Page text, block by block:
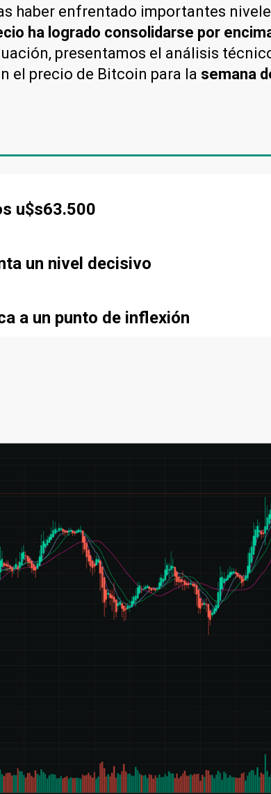
haber enfrentado importantes
ha logrado consolidarse por
presentamos el análisis
el precio de Bitcoin para la semana
u$s63.500
un nivel decisivo
a un punto de inflexión